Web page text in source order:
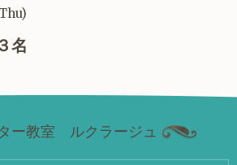
名
ー教室 ルクラージュ